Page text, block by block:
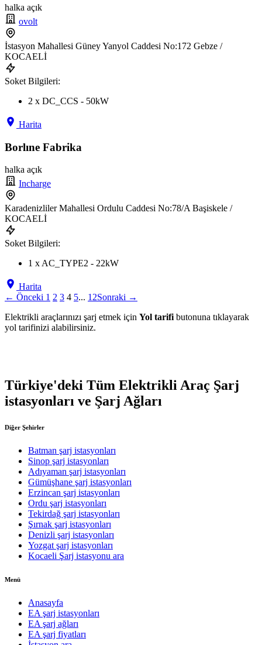
halka açık
ovolt
İstasyon Mahallesi Güney Yanyol Caddesi No:172 Gebze /
KOCAELİ
Soket Bilgileri:
2 x DC_CCS - 50kW
Harita
Borlıne Fabrika
halka açık
Incharge
Karadenizliler Mahallesi Ordulu Caddesi No:78/A Başiskele /
KOCAELİ
Soket Bilgileri:
1 x AC_TYPE2 - 22kW
Harita
← Önceki 1 2 3 4 5... 12Sonraki →
Elektrikli araçlarınızı şarj etmek için Yol tarifi butonuna tıklayarak
yol tarifinizi alabilirsiniz.
Türkiye'deki Tüm Elektrikli Araç Şarj
istasyonları ve Şarj Ağları
Diğer Şehirler
Batman şarj istasyonları
Sinop şarj istasyonları
Adıyaman şarj istasyonları
Gümüşhane şarj istasyonları
Erzincan şarj istasyonları
Ordu şarj istasyonları
Tekirdağ şarj istasyonları
Şırnak şarj istasyonları
Denizli şarj istasyonları
Yozgat şarj istasyonları
Kocaeli Şarj istasyonu ara
Menü
Anasayfa
EA şarj istasyonları
EA şarj ağları
EA şarj fiyatları